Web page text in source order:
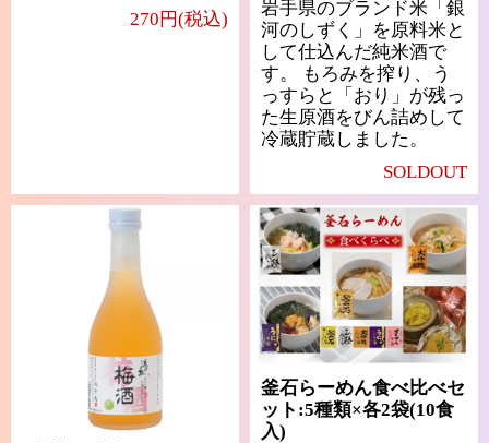
270円(税込)
岩手県のブランド米「銀
河のしずく」を原料米と
して仕込んだ純米酒で
す。 もろみを搾り、う
っすらと「おり」が残っ
た生原酒をびん詰めして
冷蔵貯蔵しました。
SOLDOUT
釜石らーめん食べ比べセ
ット:5種類×各2袋(10食
入)